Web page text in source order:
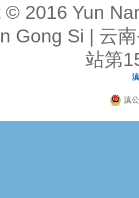
© 2016 Yun
Gong Si | 云
站第
滇